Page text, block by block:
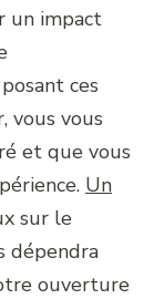
un impact
ces
vous vous
et que vous
Un
sur le
dépendra
ouverture